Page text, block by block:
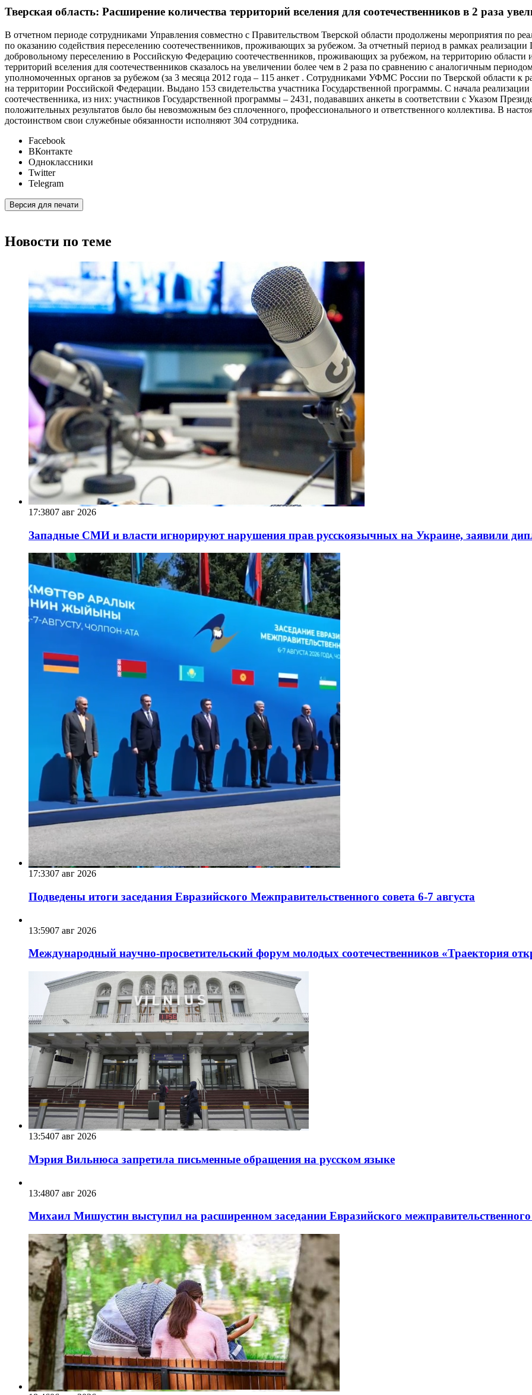
Тверская область: Расширение количества территорий вселения для соотечественников в 2 раза
В отчетном периоде сотрудниками Управления совместно с Правительством Тверской области продолжены мероприятия по
по оказанию содействия переселению соотечественников, проживающих за рубежом. За отчетный период в рамках
добровольному переселению в Российскую Федерацию соотечественников, проживающих за рубежом, на территорию области
территорий вселения для соотечественников сказалось на увеличении более чем в 2 раза по сравнению с аналогичным
уполномоченных органов за рубежом (за 3 месяца 2012 года – 115 анкет . Сотрудниками УФМС России по Тверской области к
на территории Российской Федерации. Выдано 153 свидетельства участника Государственной программы. С начала
соотечественника, из них: участников Государственной программы – 2431, подававших анкеты в соответствии с Указом
положительных результатов было бы невозможным без сплоченного, профессионального и ответственного коллектива. В
достоинством свои служебные обязанности исполняют 304 сотрудника.
Facebook
ВКонтакте
Одноклассники
Twitter
Telegram
Версия для печати
Новости по теме
17:3807 авг 2026
Западные СМИ и власти игнорируют нарушения прав русскоязычных на Украине, заявили
17:3307 авг 2026
Подведены итоги заседания Евразийского Межправительственного совета 6-7 августа
13:5907 авг 2026
Международный научно-просветительский форум молодых соотечественников «Траектория
13:5407 авг 2026
Мэрия Вильнюса запретила письменные обращения на русском языке
13:4807 авг 2026
Михаил Мишустин выступил на расширенном заседании Евразийского